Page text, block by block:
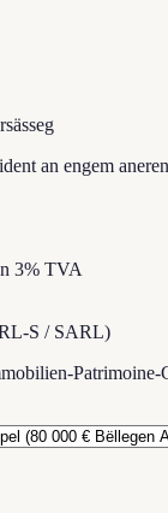
an engem
3% TVA
S / SARL)
Patrimoine-